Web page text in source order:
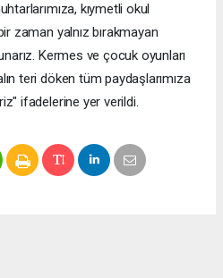
kıymetli okul
zaman yalnız bırakmayan
Kermes ve çocuk oyunları
teri döken tüm paydaşlarımıza
ifadelerine yer verildi.